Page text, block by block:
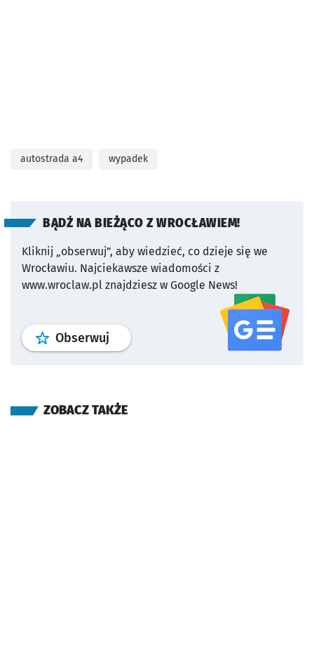
autostrada a4 wypadek
BĄDŹ NA BIEŻĄCO Z WROCŁAWIEM!
Kliknij „obserwuj”, aby wiedzieć, co dzieje się we
Wrocławiu. Najciekawsze wiadomości z
www.wroclaw.pl znajdziesz w Google News!
Obserwuj profil serwisu
ZOBACZ TAKŻE